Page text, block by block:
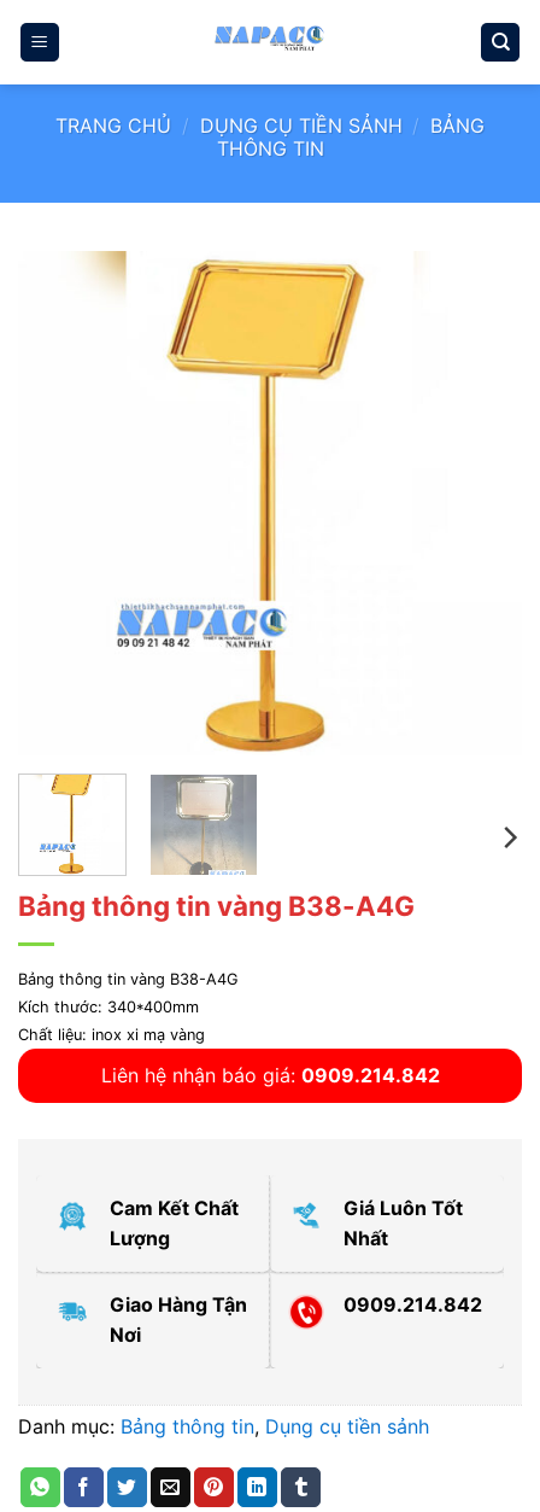
qua
TRANG CHỦ / DỤNG CỤ TIỀN SẢNH / BẢNG
THÔNG TIN
Bảng thông tin vàng B38-A4G
Bảng thông tin vàng B38-A4G
Kích thước: 340*400mm
Chất liệu: inox xi mạ vàng
Liên hệ nhận báo giá: 0909.214.842
Cam Kết Chất
Lượng
Giá Luôn Tốt
Nhất
Giao Hàng Tận
Nơi
0909.214.842
Danh mục: Bảng thông tin, Dụng cụ tiền sảnh